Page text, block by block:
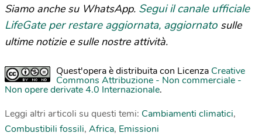
Siamo anche su WhatsApp. Segui il canale ufficiale
LifeGate per restare aggiornata, aggiornato sulle
ultime notizie e sulle nostre attività.
Quest'opera è distribuita con Licenza Creative
Commons Attribuzione - Non commerciale -
Non opere derivate 4.0 Internazionale.
Leggi altri articoli su questi temi: Cambiamenti climatici,
Combustibili fossili, Africa, Emissioni